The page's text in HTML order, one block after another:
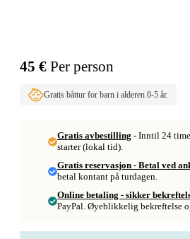
45 € Per person
Gratis båttur for barn i alderen 0-5 år.
Gratis avbestilling - Inntil 24
starter (lokal tid).
Gratis reservasjon - Betal ved
betal kontant på turdagen.
Online betaling - sikker
PayPal. Øyeblikkelig bekreftelse